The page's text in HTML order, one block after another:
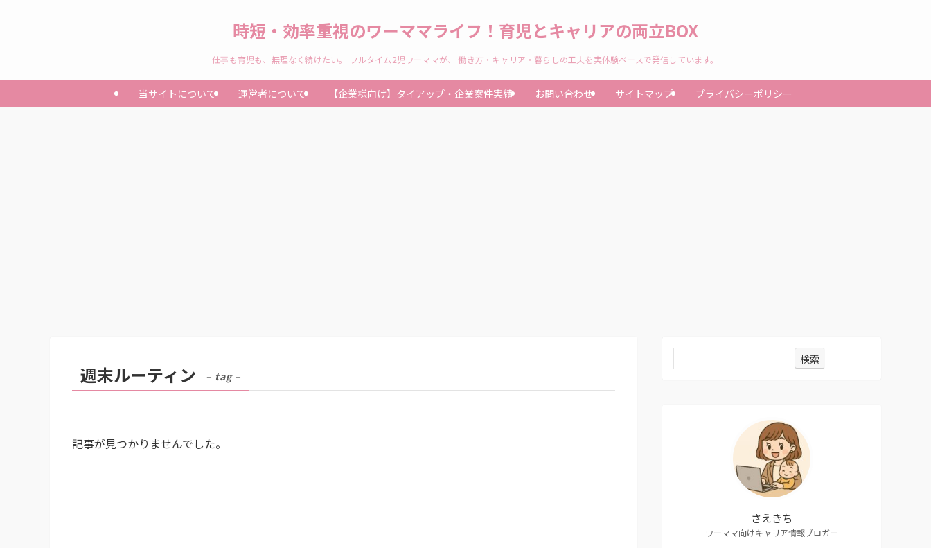
時短・効率重視のワーママライフ！育児とキャリアの両立BOX
仕事も育児も、無理なく続けたい。 フルタイム2児ワーママが、 働き方・キャリア・暮らしの工夫を実体験ベースで発信しています。
当サイトについて 運営者について 【企業様向け】タイアップ・企業案件実績 お問い合わせ サイトマップ プライバシーポリシー
週末ルーティン – tag –
記事が見つかりませんでした。
検索
さえきち
ワーママ向けキャリア情報ブロガー